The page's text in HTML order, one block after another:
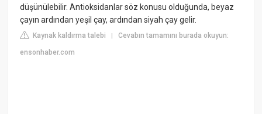
düşünülebilir. Antioksidanlar söz konusu olduğunda, beyaz
çayın ardından yeşil çay, ardından siyah çay gelir.
Kaynak kaldırma talebi |Cevabın tamamını burada okuyun:
ensonhaber.com